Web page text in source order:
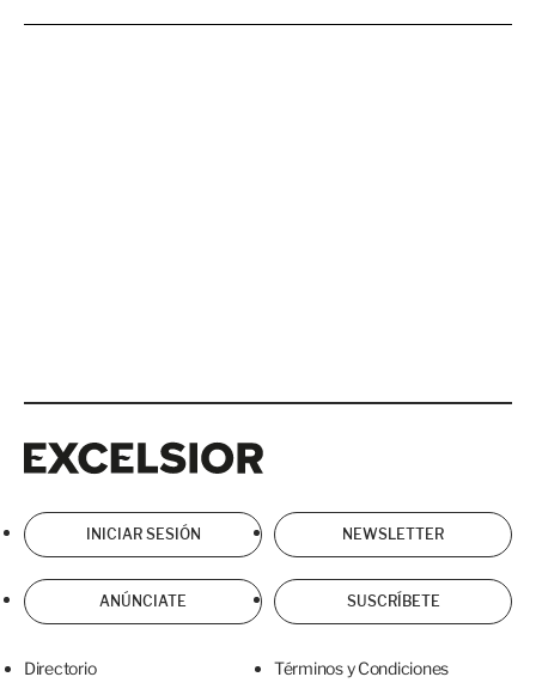
INICIAR SESIÓN NEWSLETTER
ANÚNCIATE SUSCRÍBETE
Directorio Términos y Condiciones